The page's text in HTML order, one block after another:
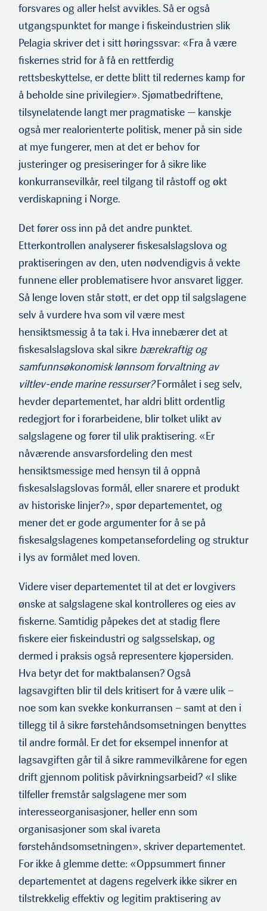
forsvares og aller helst avvikles. Så er også
utgangspunktet for mange i fiskeindustrien slik
Pelagia skriver det i sitt høringssvar: «Fra å være
fiskernes strid for å få en rettferdig
rettsbeskyttelse, er dette blitt til redernes kamp for
å beholde sine privilegier». Sjømatbedriftene,
tilsynelatende langt mer pragmatiske — kanskje
også mer realorienterte politisk, mener på sin side
at mye fungerer, men at det er behov for
justeringer og presiseringer for å sikre like
konkurransevilkår, reel tilgang til råstoff og økt
verdiskapning i Norge.
Det fører oss inn på det andre punktet.
Etterkontrollen analyserer fiskesalslagslova og
praktiseringen av den, uten nødvendigvis å vekte
funnene eller problematisere hvor ansvaret ligger.
Så lenge loven står støtt, er det opp til salgslagene
selv å vurdere hva som vil være mest
hensiktsmessig å ta tak i. Hva innebærer det at
fiskesalslagslova skal sikre bærekraftig og
samfunnsøkonomisk lønnsom forvaltning av
viltlev-ende marine ressurser?Formålet i seg selv,
hevder departementet, har aldri blitt ordentlig
redegjort for i forarbeidene, blir tolket ulikt av
salgslagene og fører til ulik praktisering. «Er
nåværende ansvarsfordeling den mest
hensiktsmessige med hensyn til å oppnå
fiskesalslagslovas formål, eller snarere et produkt
av historiske linjer?», spør departementet, og
mener det er gode argumenter for å se på
fiskesalgslagenes kompetansefordeling og struktur
i lys av formålet med loven.
Videre viser departementet til at det er lovgivers
ønske at salgslagene skal kontrolleres og eies av
fiskerne. Samtidig påpekes det at stadig flere
fiskere eier fiskeindustri og salgsselskap, og
dermed i praksis også representere kjøpersiden.
Hva betyr det for maktbalansen? Også
lagsavgiften blir til dels kritisert for å være ulik –
noe som kan svekke konkurransen – samt at den i
tillegg til å sikre førstehåndsomsetningen benyttes
til andre formål. Er det for eksempel innenfor at
lagsavgiften går til å sikre rammevilkårene for egen
drift gjennom politisk påvirkningsarbeid? «I slike
tilfeller fremstår salgslagene mer som
interesseorganisasjoner, heller enn som
organisasjoner som skal ivareta
førstehåndsomsetningen», skriver departementet.
For ikke å glemme dette: «Oppsummert finner
departementet at dagens regelverk ikke sikrer en
tilstrekkelig effektiv og legitim praktisering av